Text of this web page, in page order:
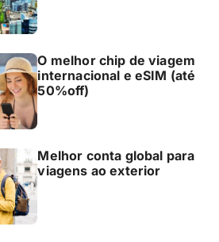
O melhor chip de viagem
internacional e eSIM (até
50%off)
Melhor conta global para
viagens ao exterior